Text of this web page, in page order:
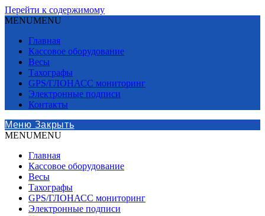
Перейти к содержимому
MENUMENU
Главная
Кассовое оборудование
Весы
Тахографы
GPS/ГЛОНАСС мониторинг
Электронные подписи
Контакты
Меню Закрыть
MENUMENU
Главная
Кассовое оборудование
Весы
Тахографы
GPS/ГЛОНАСС мониторинг
Электронные подписи